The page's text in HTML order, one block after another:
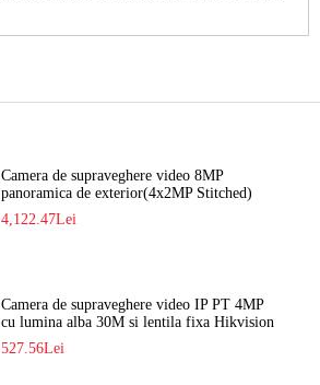
Camera de supraveghere video 8MP
panoramica de exterior(4x2MP Stitched)
Navaio NGC-7482PR
4,122.47Lei
Camera de supraveghere video IP PT 4MP
cu lumina alba 30M si lentila fixa Hikvision
DS-2DE2C400SCG-E F1
527.56Lei